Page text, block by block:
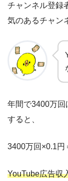
チャンネル登録
気のあるチャン
年間で3400万回
すると、
3400万回×0.1円
YouTube広告収